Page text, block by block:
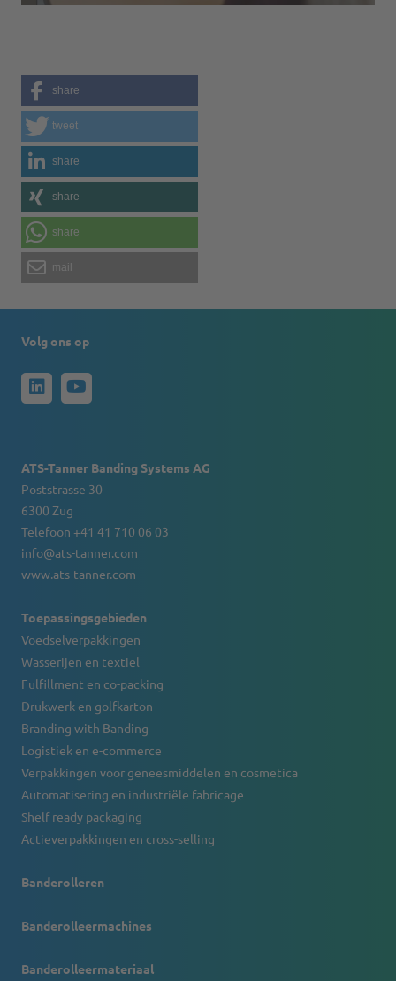
share
tweet
share
share
share
mail
Volg ons op
ATS-Tanner Banding Systems AG
Poststrasse 30
6300 Zug
Telefoon +41 41 710 06 03
info@ats-tanner.com
www.ats-tanner.com
Toepassingsgebieden
Voedselverpakkingen
Wasserijen en textiel
Fulfillment en co-packing
Drukwerk en golfkarton
Branding with Banding
Logistiek en e-commerce
Verpakkingen voor geneesmiddelen en cosmetica
Automatisering en industriële fabricage
Shelf ready packaging
Actieverpakkingen en cross-selling
Banderolleren
Banderolleermachines
Banderolleermateriaal